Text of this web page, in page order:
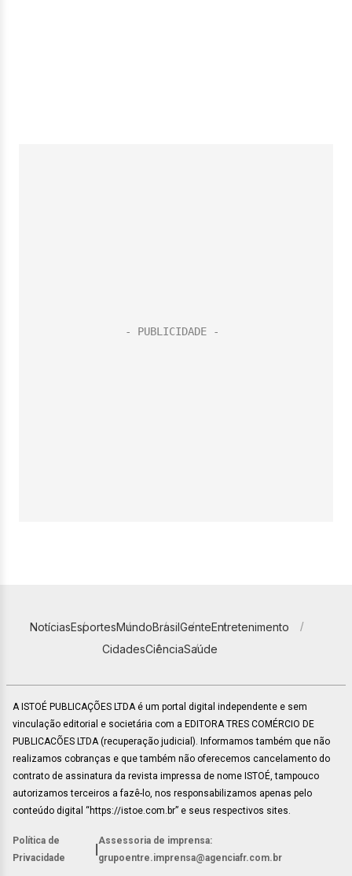
NotíciasEsportesMundoBrasilGenteEntretenimento
CidadesCiênciaSaúde
A ISTOÉ PUBLICAÇÕES LTDA é um portal digital independente e sem
vinculação editorial e societária com a EDITORA TRES COMÉRCIO DE
PUBLICACÕES LTDA (recuperação judicial). Informamos também que não
realizamos cobranças e que também não oferecemos cancelamento do
contrato de assinatura da revista impressa de nome ISTOÉ, tampouco
autorizamos terceiros a fazê-lo, nos responsabilizamos apenas pelo
conteúdo digital “https://istoe.com.br” e seus respectivos sites.
Política de
Privacidade
Assessoria de imprensa:
grupoentre.imprensa@agenciafr.com.br